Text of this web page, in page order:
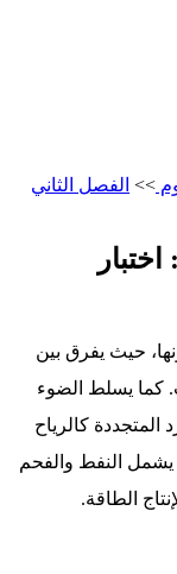
>> الفصل الثاني
حيث يفرق بين
كما يسلط الضوء
كالرياح
يشمل النفط والفحم
الطاقة.